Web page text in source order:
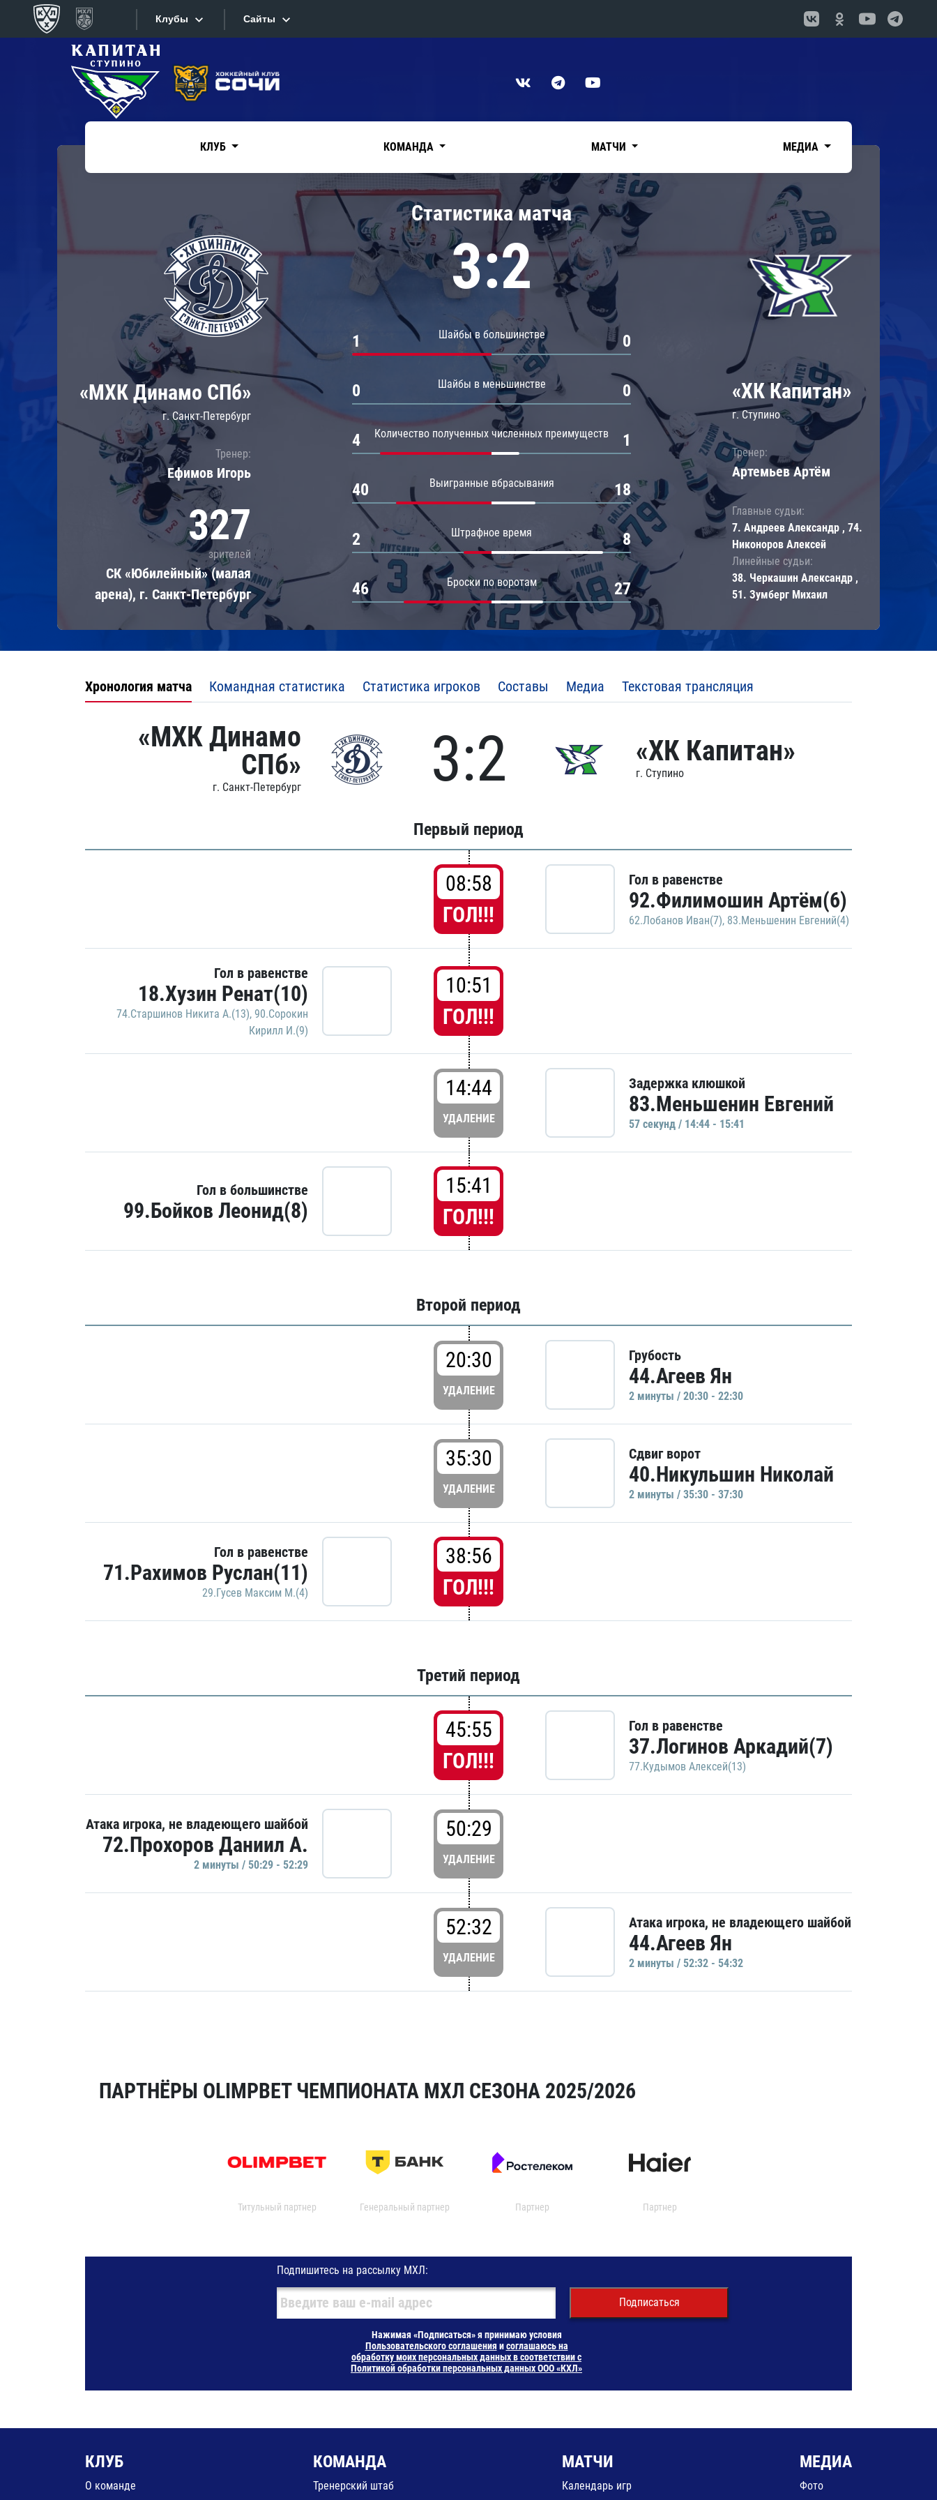
Клубы
Конференция «Запад»
Дивизион Боброва
Дивизион Тарасова
Динамо Мн
Динамо М
Локомотив
ЦСКА
Шанхайские Драконы
Ак Барс
Нефтехимик
Дивизион Чернышева
Авангард
Адмирал
Сибирь
Сайты
Сайты
Текстовые трансляции
Интернет-магазин
Фотобанк
Приложение КХЛ
КЛУБ КОМАНДА МАТЧИ МЕДИА
«МХК Динамо СПб»
г. Санкт-Петербург
Тренер:
Ефимов Игорь
327
зрителей
СК «Юбилейный» (малая
арена), г. Санкт-Петербург
Статистика матча
3:2
Шайбы в большинстве
1 0
Шайбы в меньшинстве
0 0
Количество полученных численных преимуществ
4 1
Выигранные вбрасывания
40 18
Штрафное время
2 8
Броски по воротам
46 27
«ХК Капитан»
г. Ступино
Тренер:
Артемьев Артём
Главные судьи:
7. Андреев Александр , 74.
Никоноров Алексей
Линейные судьи:
38. Черкашин Александр ,
51. Зумберг Михаил
Хронология матча Командная статистика Статистика игроков Составы Медиа Текстовая трансляция
«МХК Динамо
СПб»
г. Санкт-Петербург 3:2 «ХК Капитан»
г. Ступино
Первый период
08:58
ГОЛ!!!
Гол в равенстве
92.Филимошин Артём(6)
62.Лобанов Иван(7), 83.Меньшенин Евгений(4)
Гол в равенстве
18.Хузин Ренат(10)
74.Старшинов Никита А.(13), 90.Сорокин
Кирилл И.(9)
10:51
ГОЛ!!!
14:44
УДАЛЕНИЕ
Задержка клюшкой
83.Меньшенин Евгений
57 секунд / 14:44 - 15:41
Гол в большинстве
99.Бойков Леонид(8)
15:41
ГОЛ!!!
Второй период
20:30
УДАЛЕНИЕ
Грубость
44.Агеев Ян
2 минуты / 20:30 - 22:30
35:30
УДАЛЕНИЕ
Сдвиг ворот
40.Никульшин Николай
2 минуты / 35:30 - 37:30
Гол в равенстве
71.Рахимов Руслан(11)
29.Гусев Максим М.(4)
38:56
ГОЛ!!!
Третий период
45:55
ГОЛ!!!
Гол в равенстве
37.Логинов Аркадий(7)
77.Кудымов Алексей(13)
Атака игрока, не владеющего шайбой
72.Прохоров Даниил А.
2 минуты / 50:29 - 52:29
50:29
УДАЛЕНИЕ
52:32
УДАЛЕНИЕ
Атака игрока, не владеющего шайбой
44.Агеев Ян
2 минуты / 52:32 - 54:32
ПАРТНЁРЫ OLIMPBET ЧЕМПИОНАТА МХЛ СЕЗОНА 2025/2026
Титульный партнер Генеральный партнер Партнер Партнер
Подпишитесь на рассылку МХЛ:
Подписаться
Нажимая «Подписаться» я принимаю условия
Пользовательского соглашения исоглашаюсь на
обработку моих персональных данных в соответствии с
Политикой обработки персональных данных ООО «КХЛ»
КЛУБ
О команде
КОМАНДА
Тренерский штаб
МАТЧИ
Календарь игр
МЕДИА
Фото